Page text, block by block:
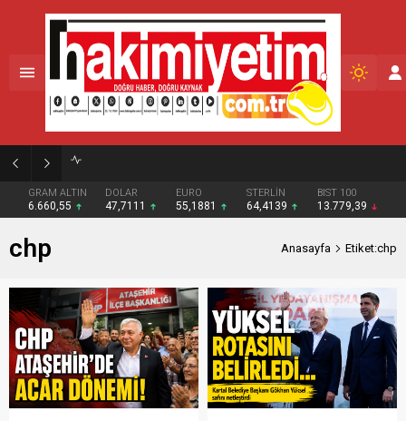
GRAM ALTIN
6.660,55
DOLAR
47,7111
EURO
55,1881
STERLİN
64,4139
BIST 100
13.779,39
chp Anasayfa Etiket:chp